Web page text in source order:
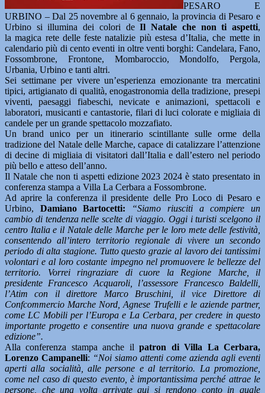
PESARO E
URBINO – Dal 25 novembre al 6 gennaio, la provincia di Pesaro e
Urbino si illumina dei colori deIl Natale che non ti aspetti,
la magica rete delle feste natalizie più estesa d’Italia, che mette in
calendario più di cento eventi in oltre venti borghi: Candelara, Fano,
Fossombrone, Frontone, Mombaroccio, Mondolfo, Pergola,
Urbania, Urbino e tanti altri.
Sei settimane per vivere un’esperienza emozionante tra mercatini
tipici, artigianato di qualità, enogastronomia della tradizione, presepi
viventi, paesaggi fiabeschi, nevicate e animazioni, spettacoli e
laboratori, musicanti e cantastorie, filari di luci colorate e migliaia di
candele per un grande spettacolo mozzafiato.
Un brand unico per un itinerario scintillante sulle orme della
tradizione del Natale delle Marche, capace di catalizzare l’attenzione
di decine di migliaia di visitatori dall’Italia e dall’estero nel periodo
più bello e atteso dell’anno.
Il Natale che non ti aspetti edizione 2023 2024 è stato presentato in
conferenza stampa a Villa La Cerbara a Fossombrone.
Ad aprire la conferenza il presidente delle Pro Loco di Pesaro e
Urbino, Damiano Bartocetti:
“Siamo riusciti a compiere un
cambio di tendenza nelle scelte di viaggio. Oggi i turisti scelgono il
centro Italia e il Natale delle Marche per le loro mete delle festività,
consentendo all’intero territorio regionale di vivere un secondo
periodo di alta stagione. Tutto questo grazie al lavoro dei tantissimi
volontari e al loro costante impegno nel promuovere le bellezze del
territorio. Vorrei ringraziare di cuore la Regione Marche, il
presidente Francesco Acquaroli, l’assessore Francesco Baldelli,
l’Atim con il direttore Marco Bruschini, il vice Direttore di
Confcommercio Marche Nord, Agnese Trufelli e le aziende partner,
come LC Mobili per l’Europa e La Cerbara, per credere in questo
importante progetto e consentire una nuova grande e spettacolare
edizione”.
Alla conferenza stampa anche il patron di Villa La Cerbara,
Lorenzo Campanelli: “Noi siamo attenti come azienda agli eventi
aperti alla socialità, alle persone e al territorio. La promozione,
come nel caso di questo evento, è importantissima perché attrae le
persone, che una volta arrivate qui si rendono conto in quale